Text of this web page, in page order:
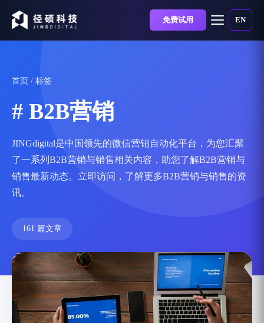
免费试用 EN
首页 / 标签
# B2B营销
JINGdigital是中国领先的微信营销自动化平台，为您汇聚
了一系列B2B营销与销售相关内容，助您了解B2B营销与
销售最新动态。立即访问，了解更多B2B营销与销售的资
讯。
161 篇文章